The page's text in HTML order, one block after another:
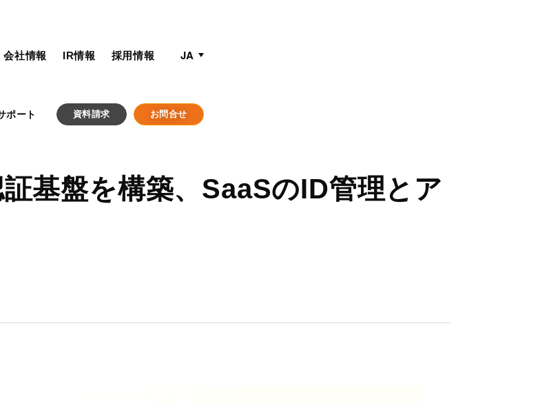
会社情報 IR情報 採用情報 active language
JAlanguage menu
ポート 資料請求 お問合せ
基盤を構築、SaaSのID管理とア